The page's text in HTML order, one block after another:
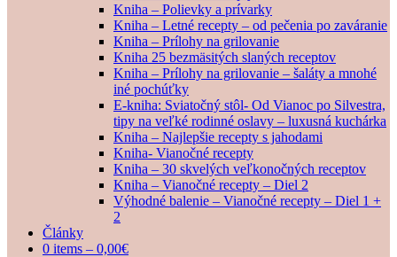
Kniha – Polievky a prívarky
Kniha – Letné recepty – od pečenia po zaváranie
Kniha – Prílohy na grilovanie
Kniha 25 bezmäsitých slaných receptov
Kniha – Prílohy na grilovanie – šaláty a mnohé
iné pochúťky
E-kniha: Sviatočný stôl- Od Vianoc po Silvestra,
tipy na veľké rodinné oslavy – luxusná kuchárka
Kniha – Najlepšie recepty s jahodami
Kniha- Vianočné recepty
Kniha – 30 skvelých veľkonočných receptov
Kniha – Vianočné recepty – Diel 2
Výhodné balenie – Vianočné recepty – Diel 1 +
2
Články
0 items – 0,00€